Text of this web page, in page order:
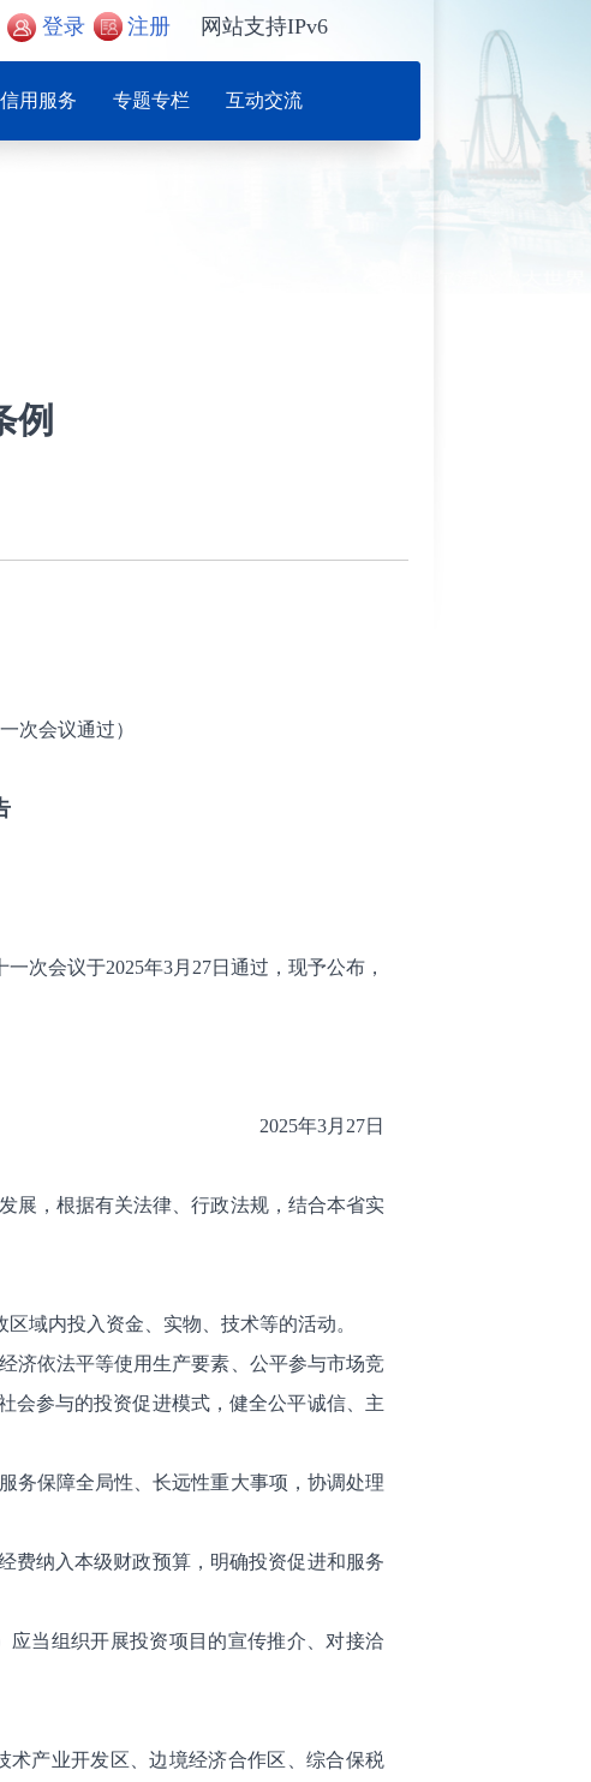
登录 注册 网站支持IPv6
信用服务 专题专栏 互动交流
例
次会议通过）
次会议于2025年3月27日通过，现予公布，
2025年3月27日
展，根据有关法律、行政法规，结合本省实
域内投入资金、实物、技术等的活动。
济依法平等使用生产要素、公平参与市场竞
会参与的投资促进模式，健全公平诚信、主
务保障全局性、长远性重大事项，协调处理
费纳入本级财政预算，明确投资促进和服务
当组织开展投资项目的宣传推介、对接洽
产业开发区、边境经济合作区、综合保税